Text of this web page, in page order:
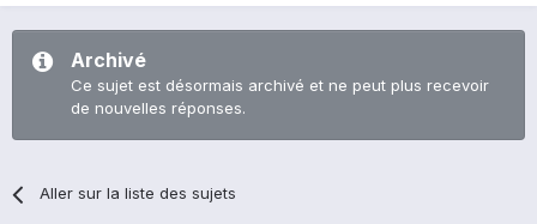
Archivé
Ce sujet est désormais archivé et ne peut plus recevoir
de nouvelles réponses.
Aller sur la liste des sujets